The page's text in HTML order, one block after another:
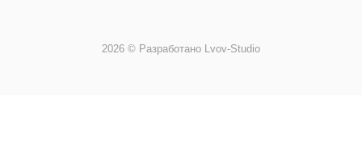
2026 © Разработано Lvov-Studio